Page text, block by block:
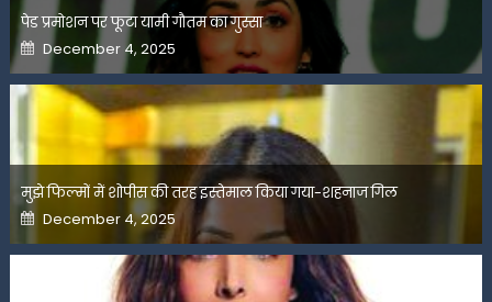
पेड प्रमोशन पर फूटा यामी गौतम का गुस्सा
Posted
on
December 4, 2025
मुझे फिल्मों में शोपीस की तरह इस्तेमाल किया गया-शहनाज गिल
Posted
on
December 4, 2025